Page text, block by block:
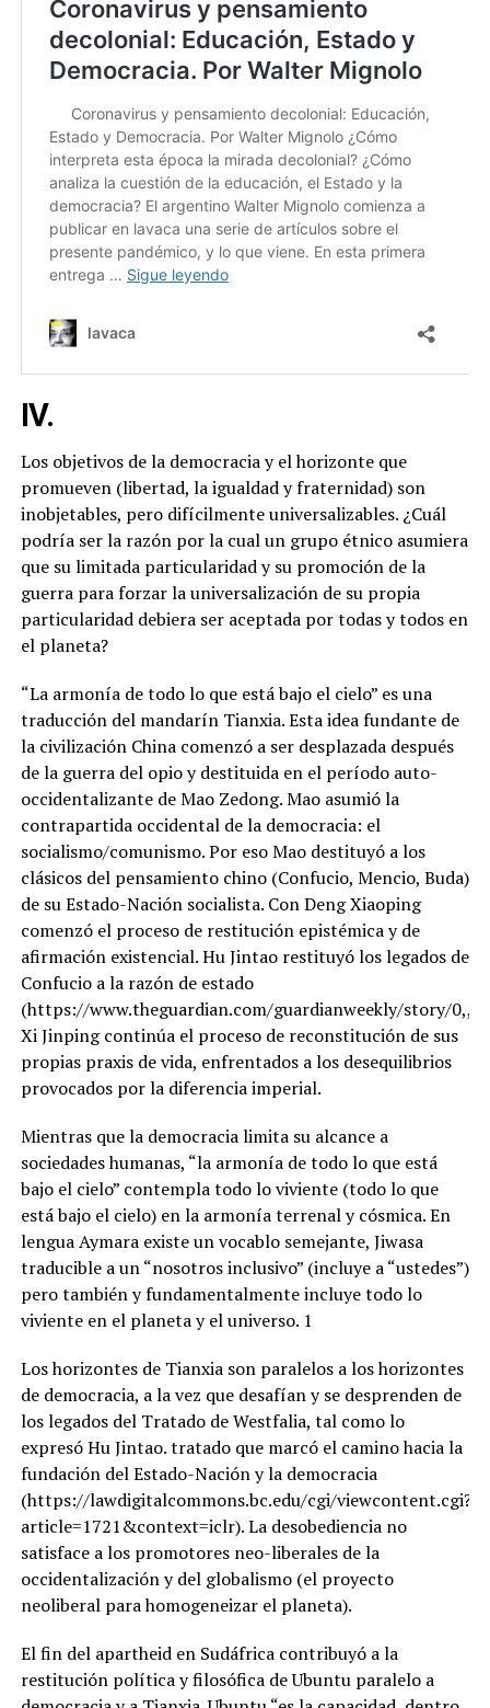
IV.
Los objetivos de la democracia y el horizonte que
promueven (libertad, la igualdad y fraternidad) son
inobjetables, pero difícilmente universalizables. ¿Cuál
podría ser la razón por la cual un grupo étnico asumiera
que su limitada particularidad y su promoción de la
guerra para forzar la universalización de su propia
particularidad debiera ser aceptada por todas y todos en
el planeta?
“La armonía de todo lo que está bajo el cielo” es una
traducción del mandarín Tianxia. Esta idea fundante de
la civilización China comenzó a ser desplazada después
de la guerra del opio y destituida en el período auto-
occidentalizante de Mao Zedong. Mao asumió la
contrapartida occidental de la democracia: el
socialismo/comunismo. Por eso Mao destituyó a los
clásicos del pensamiento chino (Confucio, Mencio, Buda)
de su Estado-Nación socialista. Con Deng Xiaoping
comenzó el proceso de restitución epistémica y de
afirmación existencial. Hu Jintao restituyó los legados de
Confucio a la razón de estado
(https://www.theguardian.com/guardianweekly/story/
Xi Jinping continúa el proceso de reconstitución de sus
propias praxis de vida, enfrentados a los desequilibrios
provocados por la diferencia imperial.
Mientras que la democracia limita su alcance a
sociedades humanas, “la armonía de todo lo que está
bajo el cielo” contempla todo lo viviente (todo lo que
está bajo el cielo) en la armonía terrenal y cósmica. En
lengua Aymara existe un vocablo semejante, Jiwasa
traducible a un “nosotros inclusivo” (incluye a “ustedes”)
pero también y fundamentalmente incluye todo lo
viviente en el planeta y el universo. 1
Los horizontes de Tianxia son paralelos a los horizontes
de democracia, a la vez que desafían y se desprenden de
los legados del Tratado de Westfalia, tal como lo
expresó Hu Jintao. tratado que marcó el camino hacia la
fundación del Estado-Nación y la democracia
(https://lawdigitalcommons.bc.edu/cgi/viewcontent.cgi?
article=1721&context=iclr). La desobediencia no
satisface a los promotores neo-liberales de la
occidentalización y del globalismo (el proyecto
neoliberal para homogeneizar el planeta).
El fin del apartheid en Sudáfrica contribuyó a la
restitución política y filosófica de Ubuntu paralelo a